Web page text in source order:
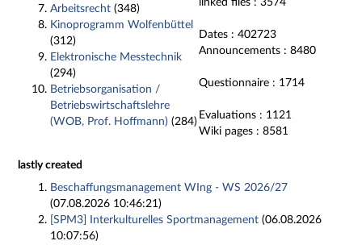
linked files: 3574
Dates: 402723
Announcements: 8480
Questionnaire: 1714
Evaluations: 1121
Wiki pages: 8581
Arbeitsrecht (348)
Kinoprogramm Wolfenbüttel
(312)
Elektronische Messtechnik
(294)
Betriebsorganisation /
Betriebswirtschaftslehre
(WOB, Prof. Hoffmann) (284)
lastly created
Beschaffungsmanagement WIng - WS 2026/27
(07.08.2026 10:46:21)
[SPM3] Interkulturelles Sportmanagement (06.08.2026
10:07:56)